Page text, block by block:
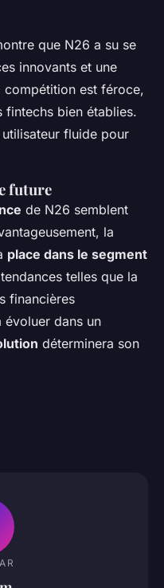
que N26 a su se
innovants et une
compétition est féroce,
fintechs bien établies.
fluide pour
future
de N26 semblent
la
place dans le segment
telles que la
financières
évoluer dans un
déterminera son